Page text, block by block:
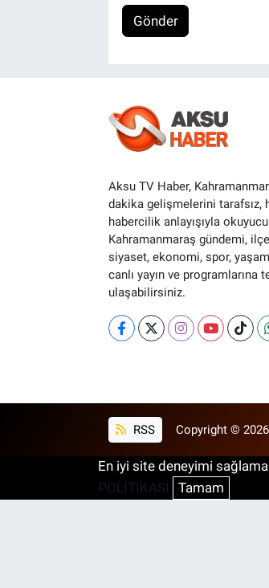
Gönder
Aksu TV Haber,
dakika gelişmelerini tarafsız,
habercilik anlayışıyla
Kahramanmaraş gündemi,
siyaset, ekonomi, spor,
canlı yayın ve programlarına
ulaşabilirsiniz.
RSS Copyright ©
En iyi site deneyimi
POLİTİKASI
Tamam